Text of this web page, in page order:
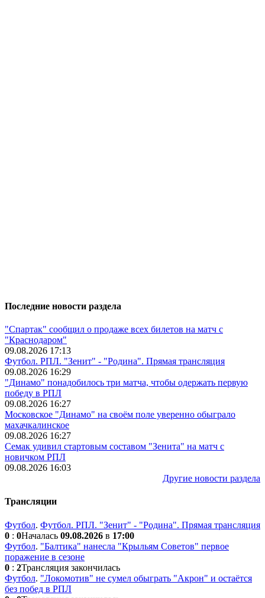
Последние новости раздела
"Спартак" сообщил о продаже всех билетов на матч с
"Краснодаром"
09.08.2026 17:13
Футбол. РПЛ. "Зенит" - "Родина". Прямая трансляция
09.08.2026 16:29
"Динамо" понадобилось три матча, чтобы одержать первую
победу в РПЛ
09.08.2026 16:27
Московское "Динамо" на своём поле уверенно обыграло
махачкалинское
09.08.2026 16:27
Семак удивил стартовым составом "Зенита" на матч с
новичком РПЛ
09.08.2026 16:03
Другие новости раздела
Трансляции
Футбол. Футбол. РПЛ. "Зенит" - "Родина". Прямая трансляция
0 : 0Началась 09.08.2026 в 17:00
Футбол. "Балтика" нанесла "Крыльям Советов" первое
поражение в сезоне
0 : 2Трансляция закончилась
Футбол. "Локомотив" не сумел обыграть "Акрон" и остаётся
без побед в РПЛ